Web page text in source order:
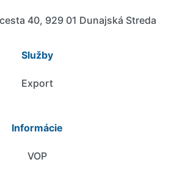
40, 929 01 Dunajská Streda
Služby
Export
Informácie
VOP